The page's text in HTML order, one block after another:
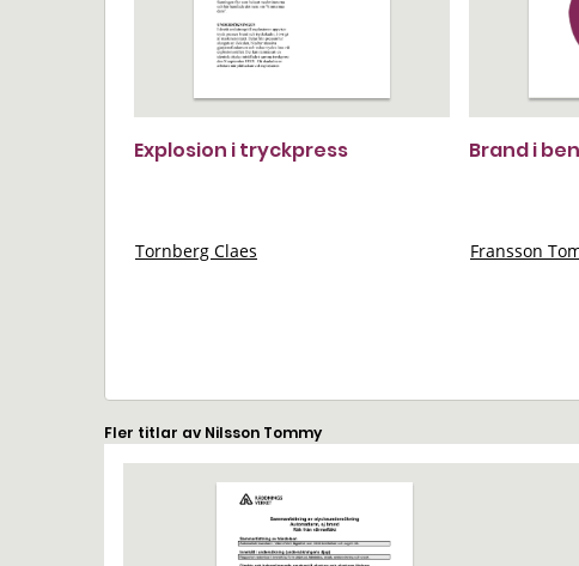
Explosion i tryckpress
Tornberg Claes
Brand i
Fransson
Fler titlar av Nilsson Tommy